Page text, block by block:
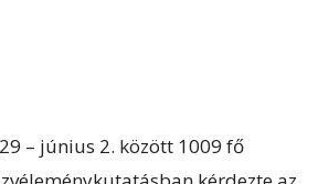
– június 2. között 1009 fő